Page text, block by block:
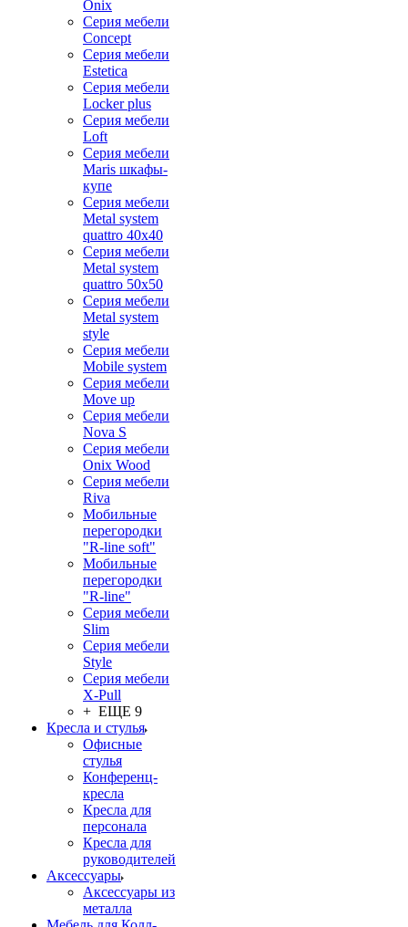
Onix
Серия мебели
Concept
Серия мебели
Estetica
Серия мебели
Locker plus
Серия мебели
Loft
Серия мебели
Maris шкафы-
купе
Серия мебели
Metal system
quattro 40x40
Серия мебели
Metal system
quattro 50x50
Серия мебели
Metal system
style
Серия мебели
Mobile system
Серия мебели
Move up
Серия мебели
Nova S
Серия мебели
Onix Wood
Серия мебели
Riva
Мобильные
перегородки
"R-line soft"
Мобильные
перегородки
"R-line"
Серия мебели
Slim
Серия мебели
Style
Серия мебели
X-Pull
+ ЕЩЕ 9
Кресла и стулья
Офисные
стулья
Конференц-
кресла
Кресла для
персонала
Кресла для
руководителей
Аксессуары
Аксессуары из
металла